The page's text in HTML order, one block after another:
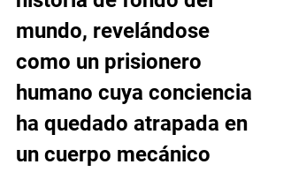
mundo, revelándose
como un prisionero
humano cuya conciencia
ha quedado atrapada en
un cuerpo mecánico